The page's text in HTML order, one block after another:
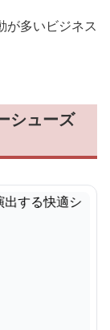
が多いビジネス
シューズ